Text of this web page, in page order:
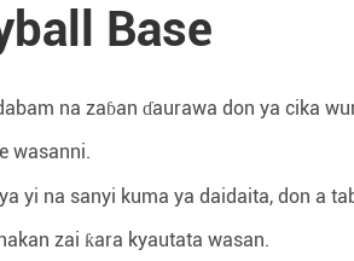
Base
na zaɓan ɗaurawa don ya cika
wasanni.
yi na sanyi kuma ya daidaita, don a
zai ƙara kyautata wasan.